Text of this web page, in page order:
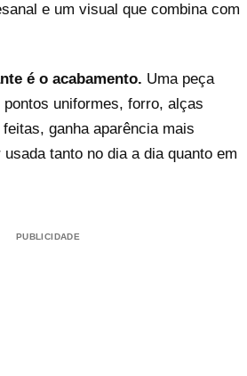
e um visual que combina com
é o acabamento. Uma peça
uniformes, forro, alças
ganha aparência mais
tanto no dia a dia quanto em
PUBLICIDADE